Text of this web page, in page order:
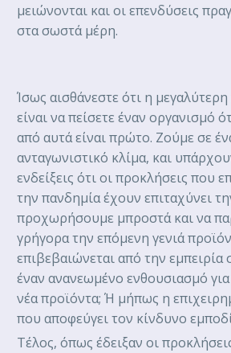
μειώνονται και οι επενδύσεις
στα σωστά μέρη.
Ίσως αισθάνεστε ότι η
είναι να πείσετε έναν οργανισμό
από αυτά είναι πρώτο. Ζούμε σε
ανταγωνιστικό κλίμα, και
ενδείξεις ότι οι προκλήσεις που
την πανδημία έχουν επιταχύνει
προχωρήσουμε μπροστά και να
γρήγορα την επόμενη γενιά
επιβεβαιώνεται από την εμπειρία
έναν ανανεωμένο ενθουσιασμό
νέα προϊόντα; Ή μήπως η
που αποφεύγει τον κίνδυνο
Τέλος, όπως έδειξαν οι